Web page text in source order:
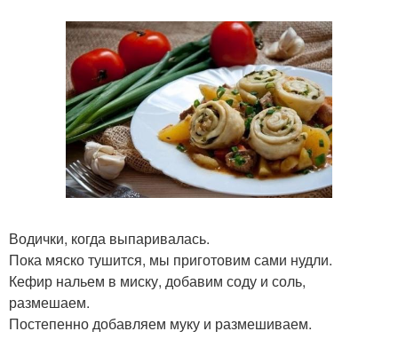
Водички, когда выпаривалась.
Пока мяско тушится, мы приготовим сами нудли.
Кефир нальем в миску, добавим соду и соль,
размешаем.
Постепенно добавляем муку и размешиваем.